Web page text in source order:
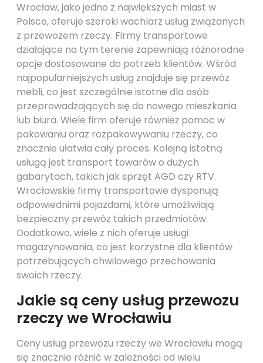
Wrocław, jako jedno z największych miast w
Polsce, oferuje szeroki wachlarz usług związanych
z przewozem rzeczy. Firmy transportowe
działające na tym terenie zapewniają różnorodne
opcje dostosowane do potrzeb klientów. Wśród
najpopularniejszych usług znajduje się przewóz
mebli, co jest szczególnie istotne dla osób
przeprowadzających się do nowego mieszkania
lub biura. Wiele firm oferuje również pomoc w
pakowaniu oraz rozpakowywaniu rzeczy, co
znacznie ułatwia cały proces. Kolejną istotną
usługą jest transport towarów o dużych
gabarytach, takich jak sprzęt AGD czy RTV.
Wrocławskie firmy transportowe dysponują
odpowiednimi pojazdami, które umożliwiają
bezpieczny przewóz takich przedmiotów.
Dodatkowo, wiele z nich oferuje usługi
magazynowania, co jest korzystne dla klientów
potrzebujących chwilowego przechowania
swoich rzeczy.
Jakie są ceny usług przewozu
rzeczy we Wrocławiu
Ceny usług przewozu rzeczy we Wrocławiu mogą
się znacznie różnić w zależności od wielu